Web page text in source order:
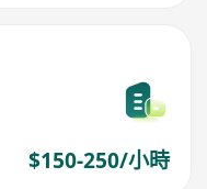
$150-250/小時